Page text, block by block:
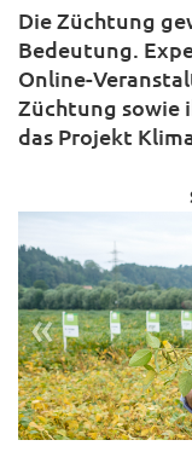
Die Züchtung
Bedeutung.
Online-
Züchtung sowie
das Projekt
«